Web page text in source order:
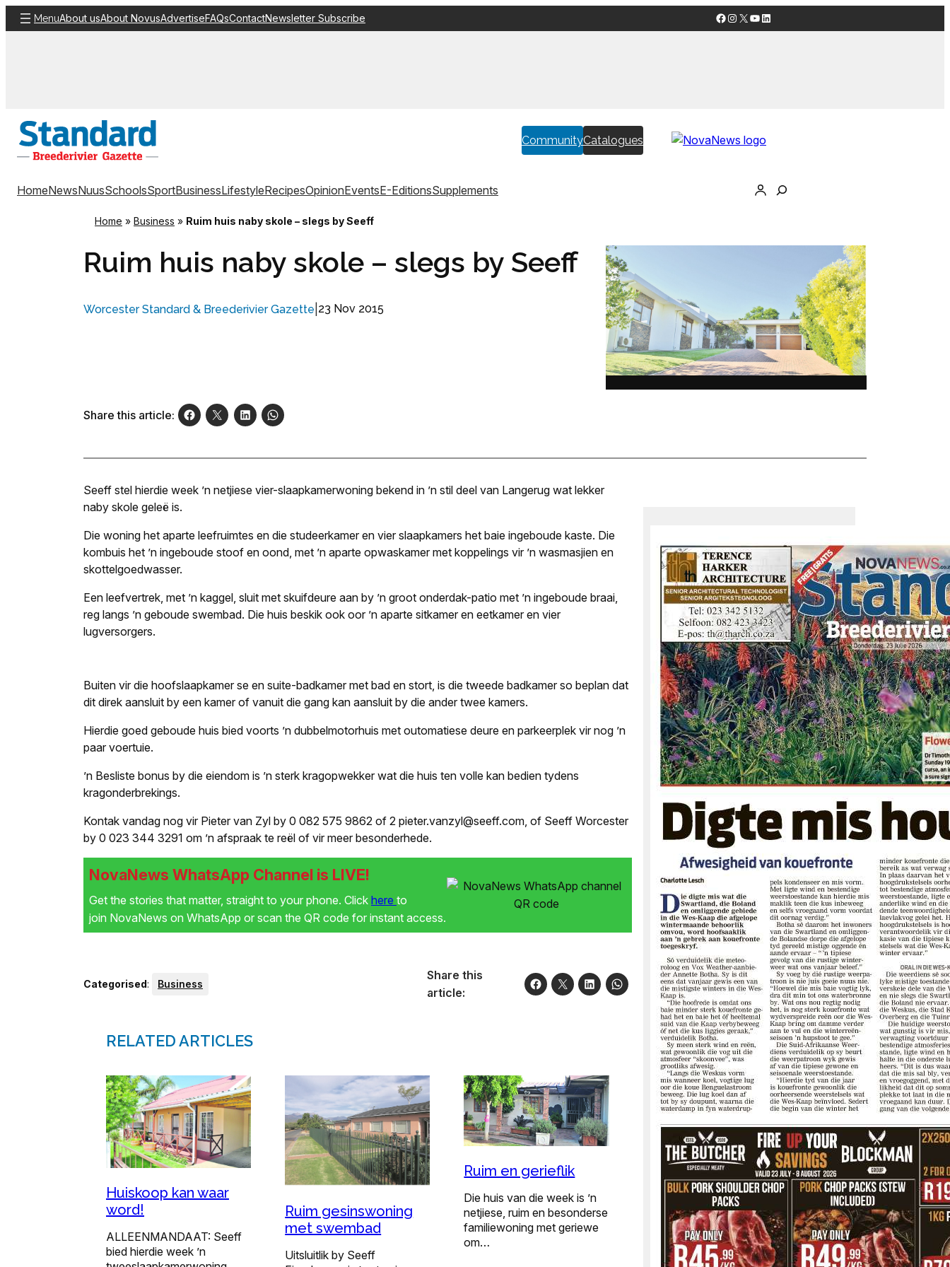
Skip
to
MenuAbout usAbout NovusAdvertiseFAQsContactNewsletter Subscribe Facebook
Instagram
X YouTube
LinkedIn
CommunityCatalogues
HomeNewsNuusSchoolsSportBusinessLifestyleRecipesOpinionEventsE-EditionsSupplements
Home » Business » Ruim huis naby skole – slegs by Seeff
Ruim huis naby skole – slegs by Seeff
Worcester Standard & Breederivier Gazette 23 Nov 2015
Share this article:
Seeff stel hierdie week ’n netjiese vier-slaapkamerwoning bekend in ’n stil deel van Lange­rug wat lekker
naby skole geleë is.
Die woning het aparte leefruimtes en die studeerkamer en vier slaapkamers het baie ingeboude kaste. Die
kombuis het ’n ingeboude stoof en oond, met ’n aparte opwaskamer met koppelings vir ’n wasmasjien en
skottelgoedwasser.
Een leefvertrek, met ’n kaggel, sluit met skuifdeure aan by ’n groot onderdak-patio met ’n ingeboude braai,
reg langs ’n geboude swembad. Die huis beskik ook oor ’n aparte sitkamer en eetkamer en vier
lugversorgers.
Buiten vir die hoofslaapkamer se en suite-badkamer met bad en stort, is die tweede badkamer so beplan dat
dit direk aansluit by een kamer of vanuit die gang kan aansluit by die ander twee kamers.
Hierdie goed geboude huis bied voorts ’n dubbelmotorhuis met outomatiese deure en parkeerplek vir nog ’n
paar voertuie.
’n Besliste bonus by die eiendom is ’n sterk kragopwekker wat die huis ten volle kan bedien tydens
kragonderbrekings.
Kontak vandag nog vir Pieter van Zyl by 0 082 575 9862 of 2 pieter.vanzyl@seeff.com, of Seeff Worcester
by 0 023 344 3291 om ’n afspraak te reël of vir meer besonderhede.
NovaNews WhatsApp Channel is LIVE!
Get the stories that matter, straight to your phone. Click here to
join NovaNews on WhatsApp or scan the QR code for instant access.
Categorised: Business
Share this
article:
RELATED ARTICLES
Huiskoop kan waar
word!
ALLEENMANDAAT: Seeff
bied hierdie week ’n
Ruim gesinswoning
met swembad
Uitsluitlik by Seeff
Ruim en gerieflik
Die huis van die week is ’n
netjiese, ruim en besonderse
familiewoning met geriewe
om…